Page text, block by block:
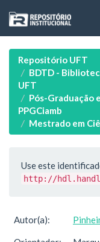
navigation
Repositório UFT
BDTD -
UFT
Pós-Graduação
PPGCiamb
Mestrado em
Use este
http://
Autor(a):